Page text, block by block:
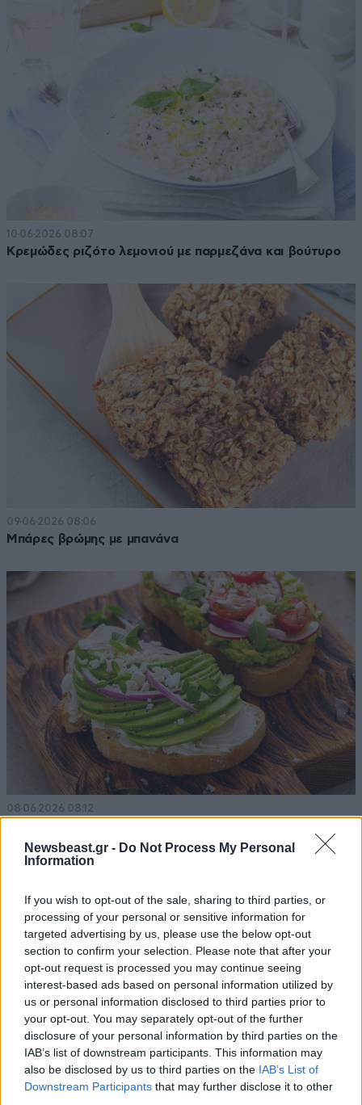
Newsbeast.gr - Do Not Process My Personal
Information
If you wish to opt-out of the sale, sharing to third parties, or
processing of your personal or sensitive information for
targeted advertising by us, please use the below opt-out
section to confirm your selection. Please note that after your
opt-out request is processed you may continue seeing
interest-based ads based on personal information utilized by
us or personal information disclosed to third parties prior to
your opt-out. You may separately opt-out of the further
disclosure of your personal information by third parties on the
IAB’s list of downstream participants. This information may
also be disclosed by us to third parties on the IAB’s List of
Downstream Participants that may further disclose it to other
10·06·2026 08:07
Κρεμώδες ριζότο λεμονιού με παρμεζάνα και βούτυρο
09·06·2026 08:06
Μπάρες βρώμης με μπανάνα
08·06·2026 08:12